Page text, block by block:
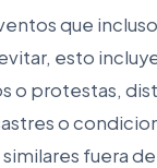
que
esto
o protestas,
o
fuera